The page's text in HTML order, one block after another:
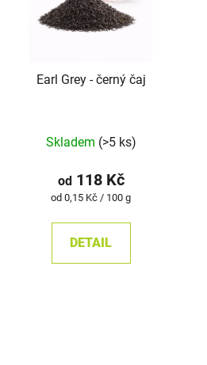
Earl Grey - černý čaj
hodnocení
produktu
je
z
Skladem (>5 ks)
od118 Kč
Měrná
od 0,15 Kč / 100 g
DETAIL